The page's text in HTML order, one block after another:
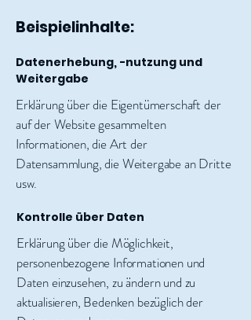
Beispielinhalte:
Datenerhebung, -nutzung und
Weitergabe
Erklärung über die Eigentümerschaft der
auf der Website gesammelten
Informationen, die Art der
Datensammlung, die Weitergabe an Dritte
usw.
Kontrolle über Daten
Erklärung über die Möglichkeit,
personenbezogene Informationen und
Daten einzusehen, zu ändern und zu
aktualisieren, Bedenken bezüglich der